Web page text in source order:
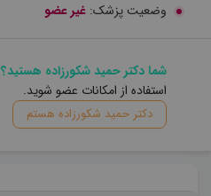
وضعیت پزشک: غیر عضو
شما دکتر حمید شکورزاده هستید؟
استفاده از امکانات عضو شوید.
دکتر حمید شکورزاده هستم